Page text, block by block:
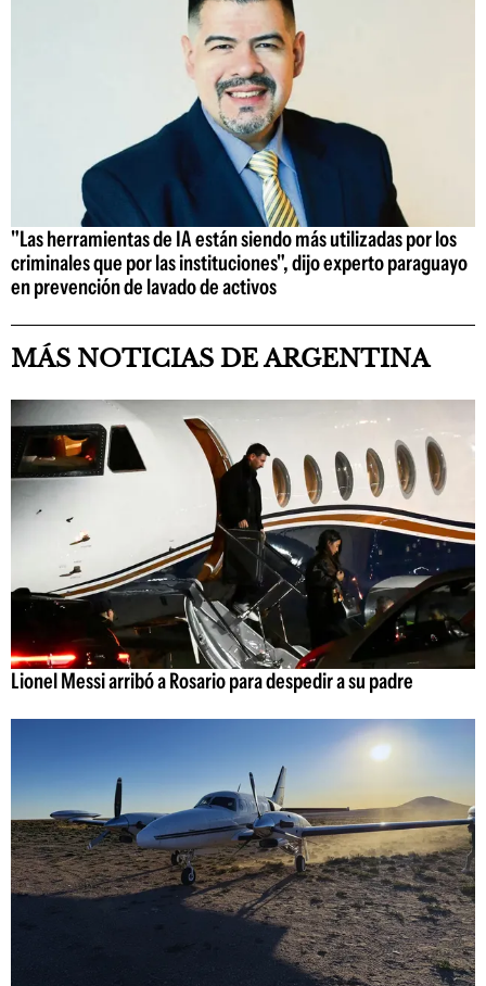
"Las herramientas de IA están siendo más utilizadas por los
criminales que por las instituciones", dijo experto paraguayo
en prevención de lavado de activos
MÁS NOTICIAS DE ARGENTINA
Lionel Messi arribó a Rosario para despedir a su padre